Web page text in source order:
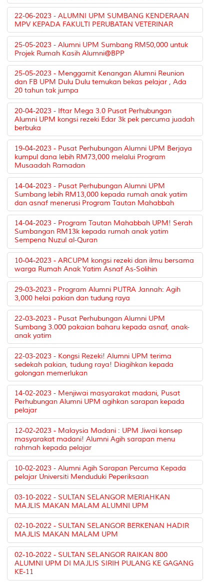
22-06-2023 - ALUMNI UPM SUMBANG KENDERAAN
MPV KEPADA FAKULTI PERUBATAN VETERINAR
25-05-2023 - Alumni UPM Sumbang RM50,000 untuk
Projek Rumah Kasih Alumni@BPP
25-05-2023 - Menggamit Kenangan Alumni Reunion
dan FB UPM Dulu Dulu temukan bekas pelajar , Ada
20 tahun tak jumpa
20-04-2023 - Iftar Mega 3.0 Pusat Perhubungan
Alumni UPM kongsi rezeki Edar 3k pek percuma juadah
berbuka
19-04-2023 - Pusat Perhubungan Alumni UPM Berjaya
kumpul dana lebih RM73,000 melalui Program
Musaadah Ramadan
14-04-2023 - Pusat Perhubungan Alumni UPM
Sumbang lebih RM13,000 kepada rumah anak yatim
dan asnaf menerusi Program Tautan Mahabbah
14-04-2023 - Program Tautan Mahabbah UPM! Serah
Sumbangan RM13k kepada rumah anak yatim
Sempena Nuzul al-Quran
10-04-2023 - ARCUPM kongsi rezeki dan ilmu bersama
warga Rumah Anak Yatim Asnaf As-Solihin
29-03-2023 - Program Alumni PUTRA Jannah: Agih
3,000 helai pakian dan tudung raya
22-03-2023 - Pusat Perhubungan Alumni UPM
Sumbang 3.000 pakaian baharu kepada asnaf, anak-
anak yatim
22-03-2023 - Kongsi Rezeki! Alumni UPM terima
sedekah pakian, tudung raya! Diagihkan kepada
golongan memerlukan
14-02-2023 - Menjiwai masyarakat madani, Pusat
Perhubungan Alumni UPM agihkan sarapan kepada
pelajar
12-02-2023 - Malaysia Madani : UPM Jiwai konsep
masyarakat madani! Alumni Agih sarapan menu
rahmah kepada pelajar
10-02-2023 - Alumni Agih Sarapan Percuma Kepada
pelajar Universiti Menduduki Peperiksaan
03-10-2022 - SULTAN SELANGOR MERIAHKAN
MAJLIS MAKAN MALAM ALUMNI UPM
02-10-2022 - SULTAN SELANGOR BERKENAN HADIR
MAJLIS MAKAN MALAM UPM
02-10-2022 - SULTAN SELANGOR RAIKAN 800
ALUMNI UPM DI MAJLIS SIRIH PULANG KE GAGANG
KE-11